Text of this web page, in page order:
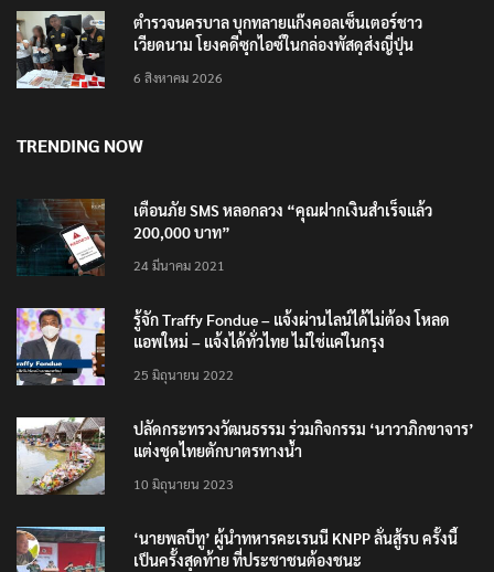
ตำรวจนครบาล บุกทลายแก๊งคอลเซ็นเตอร์ชาว
เวียดนาม โยงคดีซุกไอซ์ในกล่องพัสดุส่งญี่ปุ่น
6 สิงหาคม 2026
TRENDING NOW
เตือนภัย SMS หลอกลวง “คุณฝากเงินสำเร็จแล้ว
200,000 บาท”
24 มีนาคม 2021
รู้จัก Traffy Fondue – แจ้งผ่านไลน์ได้ไม่ต้อง โหลด
แอพใหม่ – แจ้งได้ทั่วไทย ไม่ใช่แค่ในกรุง
25 มิถุนายน 2022
ปลัดกระทรวงวัฒนธรรม ร่วมกิจกรรม ‘นาวาภิกขาจาร’
แต่งชุดไทยตักบาตรทางน้ำ
10 มิถุนายน 2023
‘นายพลบีทู’ ผู้นำทหารคะเรนนี KNPP ลั่นสู้รบ ครั้งนี้
เป็นครั้งสุดท้าย ที่ประชาชนต้องชนะ